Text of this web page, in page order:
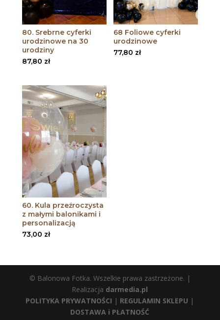
80. Srebrne cyferki
urodzinowe na 30
urodziny
87,80 zł
68 Foliowe cyferki
urodzinowe
77,80 zł
60. Kula przeźroczysta
z małymi balonikami i
personalizacją
73,00 zł
© Balonowa Fotka. Wszelkie prawa zastrzeżone. |
Realizacja darmedia.pl
POLITYKA PRYWATNOŚCI | REGULAMIN SKLEPU |
DOSTAWA i PŁATNOŚĆ